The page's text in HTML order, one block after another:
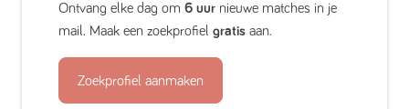
Ontvang elke dag om 6 uur nieuwe matches in je
mail. Maak een zoekprofiel gratis aan.
Zoekprofiel aanmaken